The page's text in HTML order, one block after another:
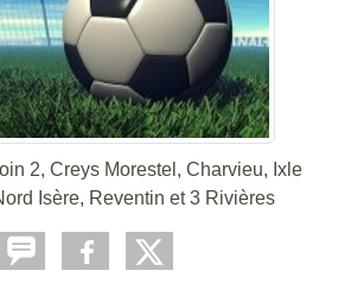
2, Creys Morestel, Charvieu, Ixle
Isère, Reventin et 3 Rivières